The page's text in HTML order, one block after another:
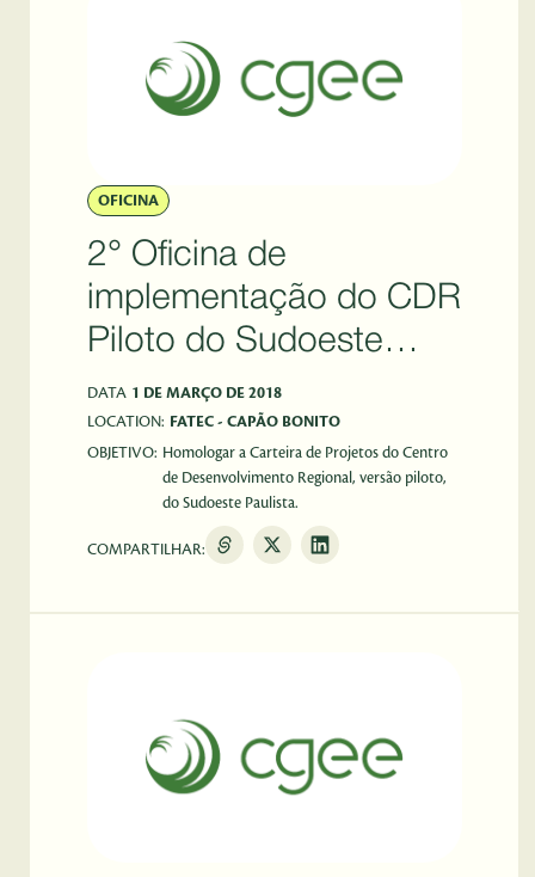
OFICINA
2° Oficina de
implementação do CDR
Piloto do Sudoeste
Paulista
DATA 1 DE MARÇO DE 2018
LOCATION: FATEC - CAPÃO BONITO
OBJETIVO: Homologar a Carteira de Projetos do Centro
de Desenvolvimento Regional, versão piloto,
do Sudoeste Paulista.
COMPARTILHAR: